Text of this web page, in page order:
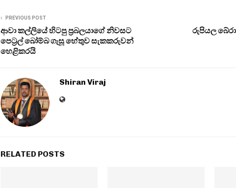
PREVIOUS POST
ආවා කල්ලියේ හිටපු ප්‍රබලයාගේ නිවසට
පෙට්‍රල් බෝම්බ ගැසූ හේතුව සැකකරුවන්
හෙළිකරයි
රුපියල
Shiran Viraj
RELATED POSTS